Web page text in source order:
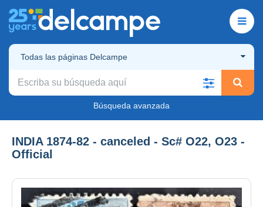
Todas las páginas Delcampe
Búsqueda avanzada
INDIA 1874-82 - canceled - Sc# O22, O23 -
Official